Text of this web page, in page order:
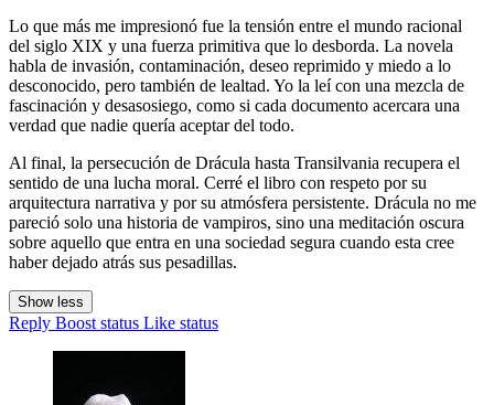
Lo que más me impresionó fue la tensión entre el mundo racional
del siglo XIX y una fuerza primitiva que lo desborda. La novela
habla de invasión, contaminación, deseo reprimido y miedo a lo
desconocido, pero también de lealtad. Yo la leí con una mezcla de
fascinación y desasosiego, como si cada documento acercara una
verdad que nadie quería aceptar del todo.
Al final, la persecución de Drácula hasta Transilvania recupera el
sentido de una lucha moral. Cerré el libro con respeto por su
arquitectura narrativa y por su atmósfera persistente. Drácula no me
pareció solo una historia de vampiros, sino una meditación oscura
sobre aquello que entra en una sociedad segura cuando esta cree
haber dejado atrás sus pesadillas.
Show less
Reply Boost status Like status